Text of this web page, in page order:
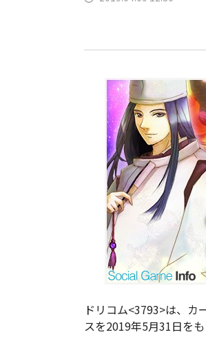
ドリコム<3793>は、カ
スを2019年5月31日をも